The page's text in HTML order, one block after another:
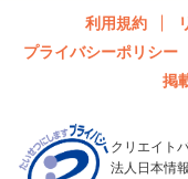
利用規約
プライバシーポリシー
掲
クリエイト
法人日本情